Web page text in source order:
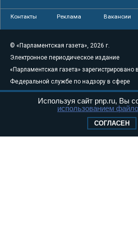
Контакты Реклама Вакансии
© «Парламентская газета», 2026 г.
Электронное периодическое издание
«Парламентская газета» зарегистрировано в
Федеральной службе по надзору в сфере
связи, информационных технологий и
массовых коммуникаций (Роскомнадзор)
Свидетельство о регистрации Эл № ФС77-
Используя сайт pnp.ru, Вы
использованием
СОГЛАСЕН